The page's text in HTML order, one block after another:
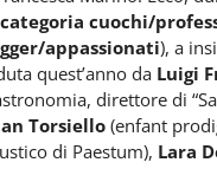
cuochi/
appassionati), a
quest’anno da Luigi
direttore di
Torsiello (enfant
di Paestum), Lara